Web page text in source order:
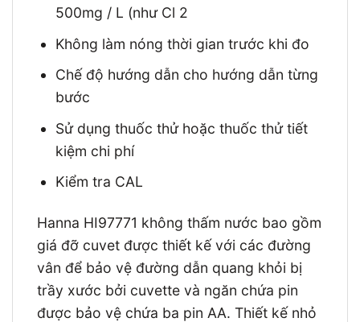
500mg / L (như Cl 2
Không làm nóng thời gian trước khi đo
Chế độ hướng dẫn cho hướng dẫn từng
bước
Sử dụng thuốc thử hoặc thuốc thử tiết
kiệm chi phí
Kiểm tra CAL
Hanna HI97771 không thấm nước bao gồm
giá đỡ cuvet được thiết kế với các đường
vân để bảo vệ đường dẫn quang khỏi bị
trầy xước bởi cuvette và ngăn chứa pin
được bảo vệ chứa ba pin AA. Thiết kế nhỏ